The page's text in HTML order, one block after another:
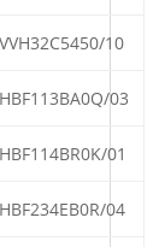
VVH32C5450/10
HBF113BA0Q/03
HBF114BR0K/01
HBF234EB0R/04